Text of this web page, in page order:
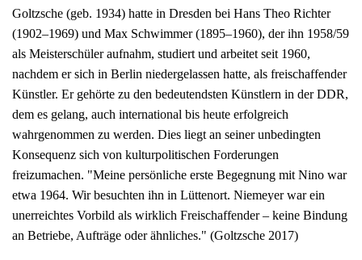
Goltzsche (geb. 1934) hatte in Dresden bei Hans Theo Richter
(1902–1969) und Max Schwimmer (1895–1960), der ihn 1958/59
als Meisterschüler aufnahm, studiert und arbeitet seit 1960,
nachdem er sich in Berlin niedergelassen hatte, als freischaffender
Künstler. Er gehörte zu den bedeutendsten Künstlern in der DDR,
dem es gelang, auch international bis heute erfolgreich
wahrgenommen zu werden. Dies liegt an seiner unbedingten
Konsequenz sich von kulturpolitischen Forderungen
freizumachen. "Meine persönliche erste Begegnung mit Nino war
etwa 1964. Wir besuchten ihn in Lüttenort. Niemeyer war ein
unerreichtes Vorbild als wirklich Freischaffender – keine Bindung
an Betriebe, Aufträge oder ähnliches." (Goltzsche 2017)